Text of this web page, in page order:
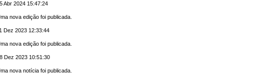
Abr 2024 15:47:24
nova edição foi publicada.
Dez 2023 12:33:44
nova edição foi publicada.
Dez 2023 10:51:30
nova notícia foi publicada.